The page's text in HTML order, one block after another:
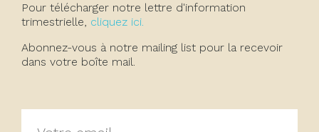
Pour télécharger notre lettre d'information
trimestrielle, cliquez ici.
Abonnez-vous à notre mailing list pour la recevoir
dans votre boîte mail.